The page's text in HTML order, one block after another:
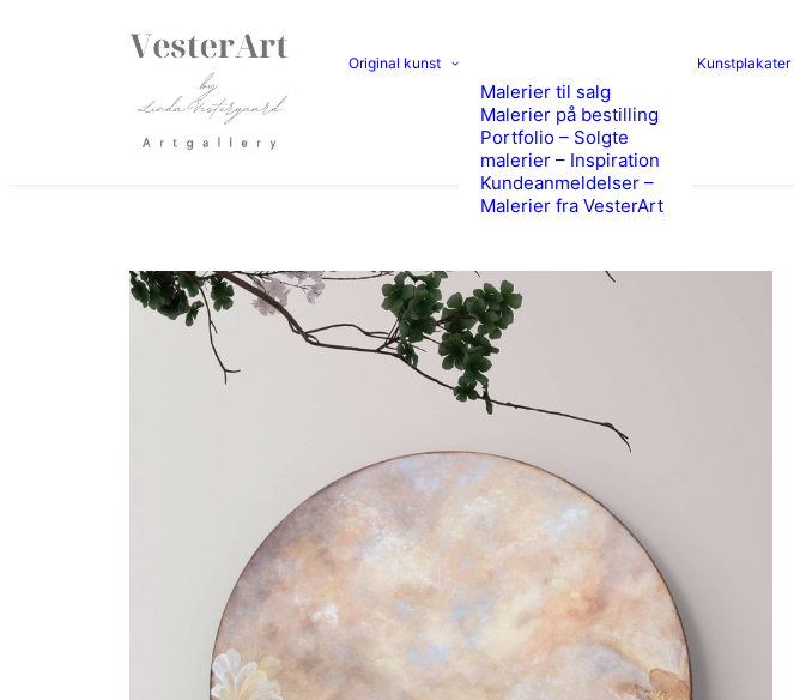
Original kunst
Malerier til salg
Malerier på bestilling
Portfolio – Solgte
malerier – Inspiration
Kundeanmeldelser –
Malerier fra VesterArt
Kunstplakater